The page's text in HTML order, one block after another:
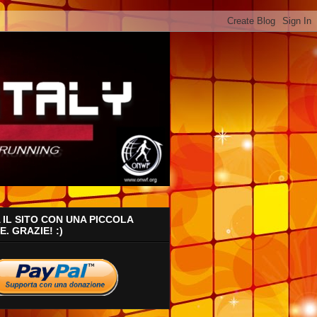
IL SITO CON UNA PICCOLA
GRAZIE! :)